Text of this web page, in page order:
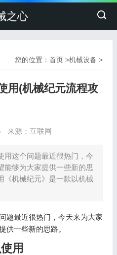
之心
您的位置：首页 >机械设备 >
用(机械纪元流程攻
来源：互联网
用这个问题最近很热门，今
能够为大家提供一些新的思
《机械纪元》是一款以机械
题最近很热门，今天来为大家
供一些新的思路。
用